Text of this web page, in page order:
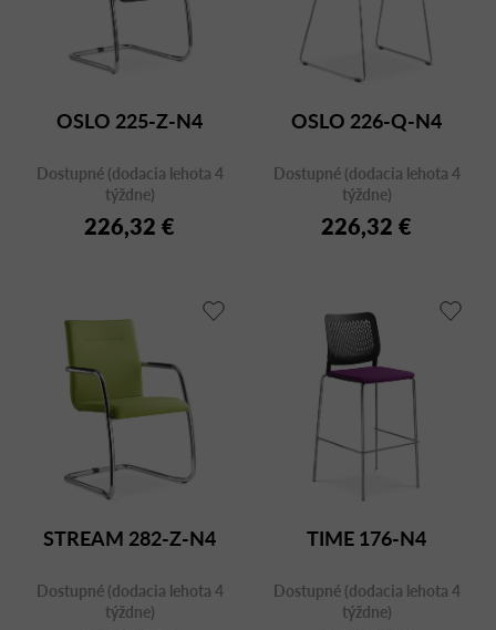
OSLO 225-Z-N4
Dostupné (dodacia lehota 4
týždne)
226,32 €
OSLO 226-Q-N4
Dostupné (dodacia lehota 4
týždne)
226,32 €
STREAM 282-Z-N4
Dostupné (dodacia lehota 4
týždne)
TIME 176-N4
Dostupné (dodacia lehota 4
týždne)